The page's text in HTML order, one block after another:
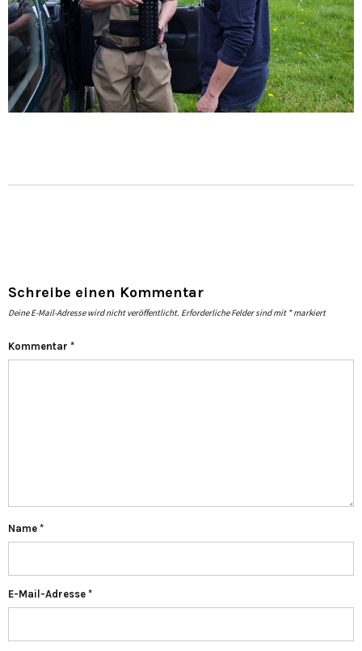
Schreibe einen Kommentar
Deine E-Mail-Adresse wird nicht veröffentlicht. Erforderliche Felder sind mit *markiert
Kommentar *
Name *
E-Mail-Adresse *